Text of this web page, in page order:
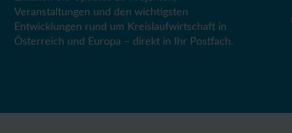
Veranstaltungen und den wichtigsten
Entwicklungen rund um Kreislaufwirtschaft in
Österreich und Europa – direkt in Ihr Postfach.